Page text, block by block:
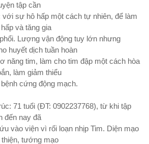
tập cần
với sự hô hấp một cách tự nhiên, để làm
và tăng gia
Lượng vận động tuy lớn nhưng
huyết dịch tuần hoàn
năng tim, làm cho tim đập một cách hòa
làm giảm thiểu
cứng động mạch.
71 tuổi (ĐT: 0902237768), từ khi tập
đến nay đã
vào viện vì rối loạn nhịp Tim. Diện mạo
tướng mạo